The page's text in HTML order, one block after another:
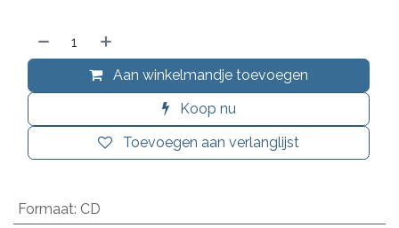
Aan winkelmandje toevoegen
Koop nu
Toevoegen aan verlanglijst
Formaat: CD